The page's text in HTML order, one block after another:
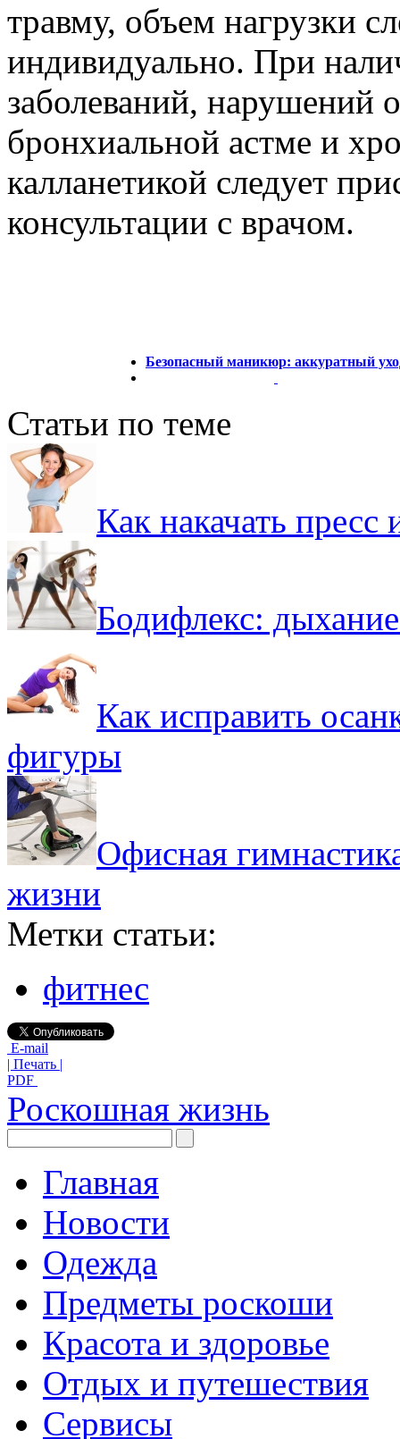
травму, объем нагрузки
индивидуально. При
заболеваний, нарушений
бронхиальной астме и
калланетикой следует
консультации с врачом.
Безопасный маникюр: аккуратный
Статьи по теме
Как накачать
Бодифлекс:
Как исправить
фигуры
Офисная
жизни
Метки статьи:
фитнес
E-mail
| Печать |
PDF
Роскошная жизнь
Главная
Новости
Одежда
Предметы роскоши
Красота и здоровье
Отдых и путешествия
Сервисы